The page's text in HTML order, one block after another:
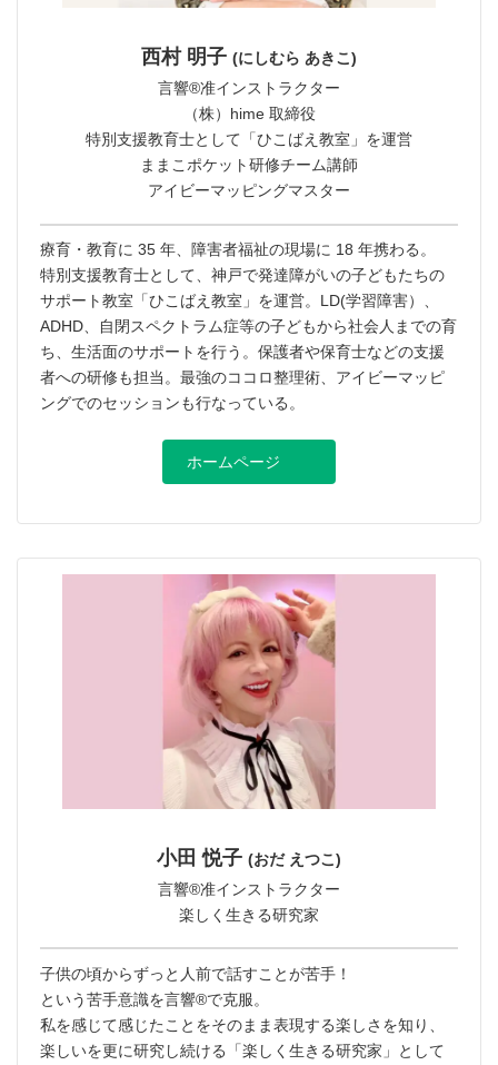
西村 明子 (にしむら あきこ)
言響®︎准インストラクター
（株）hime 取締役
特別支援教育士として「ひこばえ教室」を運営
ままこポケット研修チーム講師
アイビーマッピングマスター
療育・教育に 35 年、障害者福祉の現場に 18 年携わる。
特別支援教育士として、神戸で発達障がいの子どもたちの
サポート教室「ひこばえ教室」を運営。LD(学習障害）、
ADHD、自閉スペクトラム症等の子どもから社会人までの育
ち、生活面のサポートを行う。保護者や保育士などの支援
者への研修も担当。最強のココロ整理術、アイビーマッピ
ングでのセッションも行なっている。
ホームページ
小田 悦子 (おだ えつこ)
言響®︎准インストラクター
楽しく生きる研究家
子供の頃からずっと人前で話すことが苦手！
という苦手意識を言響®︎で克服。
私を感じて感じたことをそのまま表現する楽しさを知り、
楽しいを更に研究し続ける「楽しく生きる研究家」として